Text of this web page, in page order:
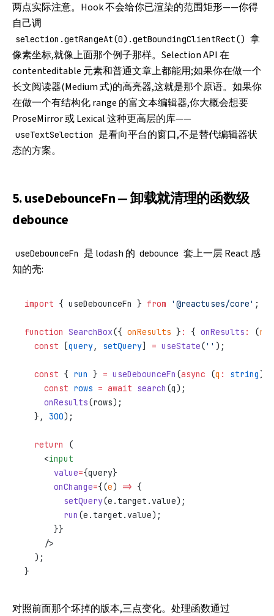
两点实际注意。Hook 不会给你已渲染的范围矩形——你得
自己调
selection.getRangeAt(0).getBoundingClientRect() 拿
像素坐标,就像上面那个例子那样。Selection API 在
contenteditable 元素和普通文章上都能用;如果你在做一个
长文阅读器(Medium 式)的高亮器,这就是那个原语。如果你
在做一个有结构化 range 的富文本编辑器,你大概会想要
ProseMirror 或 Lexical 这种更高层的库——
useTextSelection
是看向平台的窗口,不是替代编辑器状
态的方案。
5. useDebounceFn — 卸载就清理的函数级
debounce
useDebounceFn 是 lodash 的 debounce 套上一层 React 感
知的壳:
import { useDebounceFn } from '@reactuses/core' ;
function SearchBox({ onResults } : { onResults : (
  const
[query, setQuery] = useState('' );
  const
{ run } = useDebounceFn (async (q : string)
    const
rows = await search (q);
    onResults
(rows);
  },
300);
  return
(
    <
input
      value
={query}
      onChange
={(e) => {
        setQuery
(e.target.value);
        run
(e.target.value);
      }}
    />
  );
}
对照前面那个坏掉的版本,三点变化。处理函数通过